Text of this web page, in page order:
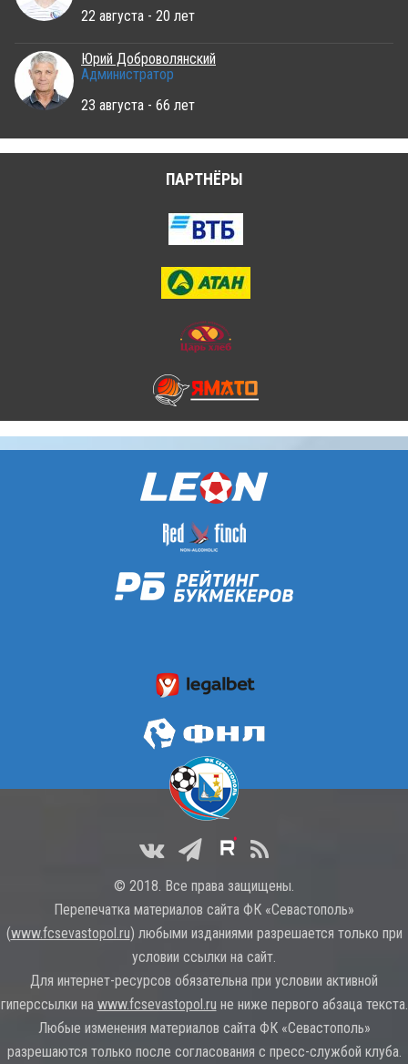
22 августа - 20 лет
Юрий Доброволянский
Администратор
23 августа - 66 лет
ПАРТНЁРЫ
© 2018. Все права защищены.
Перепечатка материалов сайта ФК «Севастополь»
(www.fcsevastopol.ru) любыми изданиями разрешается только при
условии ссылки на сайт.
Для интернет-ресурсов обязательна при условии активной
гиперссылки на www.fcsevastopol.ru не ниже первого абзаца текста.
Любые изменения материалов сайта ФК «Севастополь»
разрешаются только после согласования с пресс-службой клуба.